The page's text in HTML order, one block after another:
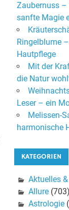
Zaubernuss –
sanfte Magie
Ringelblume
Hautpflege
Mit der
die Natur
Leser – ein
Melissen-
harmonische
KATEGORIEN
Aktuelles
Allure(703)
Astrologie